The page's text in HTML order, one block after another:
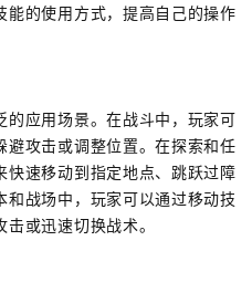
的使用方式，提高自己的操作
应用场景。在战斗中，玩家可
避攻击或调整位置。在探索和任
速移动到指定地点、跳跃过障
战场中，玩家可以通过移动技
或迅速切换战术。